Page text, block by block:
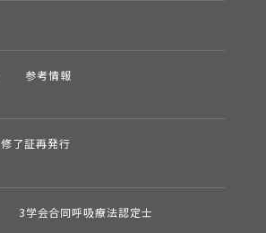
参考情報
修了証再発行
3学会合同呼吸療法認定士